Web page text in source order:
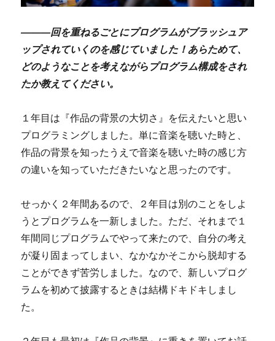
―――回を重ねるごとにプログラムがブラッシュア
ップされていくのを感じていました！あらためて、
どのようなことを考えながらプログラム構成をされ
たか教えてください。
１年目は『作品の背景の大切さ』を伝えたいと思い
プログラミングしました。単に音楽を聴いた時と、
作品の背景を知ったうえで音楽を聴いた時の感じ方
の違いを知っていただきたいなと思ったのです。
せっかく２年間あるので、２年目は別のことをしよ
うとプログラムを一新しました。ただ、それまで１
年間同じプログラムでやって来たので、自分の考え
が凝り固まってしまい、なかなかそこから脱却する
ことができず苦労しました。なので、新しいプログ
ラムを初めて披露するときは結構ドキドキしまし
た。